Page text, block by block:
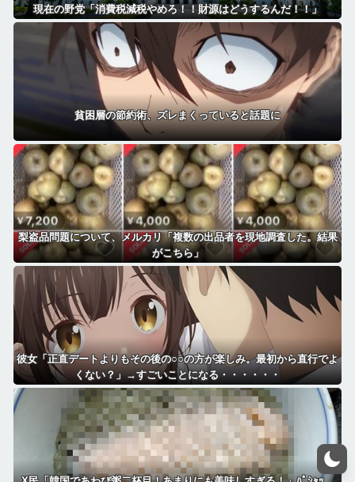
現在の野党「消費税減税やめろ！！財源はどうするんだ！！」
貧困層の節約術、ズレまくっていると話題に
梨盗品問題について、メルカリ「複数の出品者を現地調査した。結果
がこちら」
彼女「正直デートよりもその後の○○の方が楽しみ。最初から直行でよ
くない？」→すごいことになる・・・・・・